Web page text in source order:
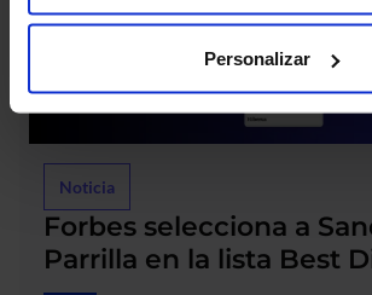
Personalizar
Forbes selecciona a
Parrilla en la lista Best
Noticia